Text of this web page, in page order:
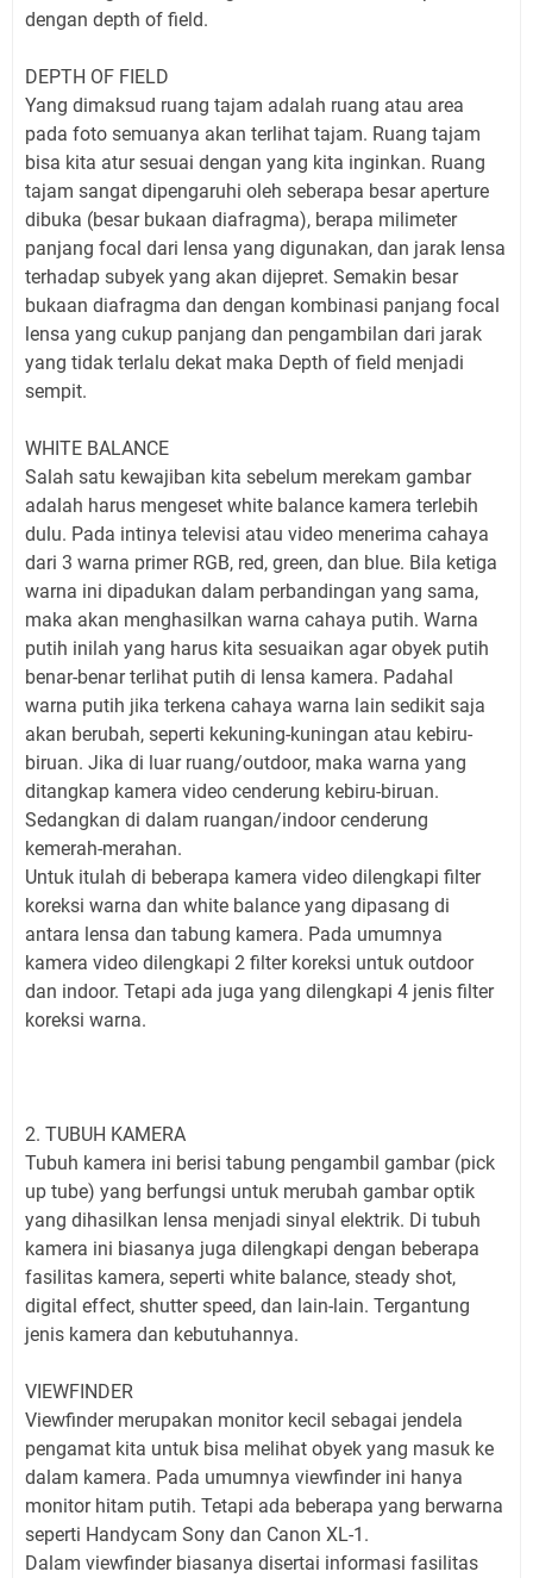
dengan depth of field.
DEPTH OF FIELD
Yang dimaksud ruang tajam adalah ruang atau area
pada foto semuanya akan terlihat tajam. Ruang tajam
bisa kita atur sesuai dengan yang kita inginkan. Ruang
tajam sangat dipengaruhi oleh seberapa besar aperture
dibuka (besar bukaan diafragma), berapa milimeter
panjang focal dari lensa yang digunakan, dan jarak lensa
terhadap subyek yang akan dijepret. Semakin besar
bukaan diafragma dan dengan kombinasi panjang focal
lensa yang cukup panjang dan pengambilan dari jarak
yang tidak terlalu dekat maka Depth of field menjadi
sempit.
WHITE BALANCE
Salah satu kewajiban kita sebelum merekam gambar
adalah harus mengeset white balance kamera terlebih
dulu. Pada intinya televisi atau video menerima cahaya
dari 3 warna primer RGB, red, green, dan blue. Bila ketiga
warna ini dipadukan dalam perbandingan yang sama,
maka akan menghasilkan warna cahaya putih. Warna
putih inilah yang harus kita sesuaikan agar obyek putih
benar-benar terlihat putih di lensa kamera. Padahal
warna putih jika terkena cahaya warna lain sedikit saja
akan berubah, seperti kekuning-kuningan atau kebiru-
biruan. Jika di luar ruang/outdoor, maka warna yang
ditangkap kamera video cenderung kebiru-biruan.
Sedangkan di dalam ruangan/indoor cenderung
kemerah-merahan.
Untuk itulah di beberapa kamera video dilengkapi filter
koreksi warna dan white balance yang dipasang di
antara lensa dan tabung kamera. Pada umumnya
kamera video dilengkapi 2 filter koreksi untuk outdoor
dan indoor. Tetapi ada juga yang dilengkapi 4 jenis filter
koreksi warna.
2. TUBUH KAMERA
Tubuh kamera ini berisi tabung pengambil gambar (pick
up tube) yang berfungsi untuk merubah gambar optik
yang dihasilkan lensa menjadi sinyal elektrik. Di tubuh
kamera ini biasanya juga dilengkapi dengan beberapa
fasilitas kamera, seperti white balance, steady shot,
digital effect, shutter speed, dan lain-lain. Tergantung
jenis kamera dan kebutuhannya.
VIEWFINDER
Viewfinder merupakan monitor kecil sebagai jendela
pengamat kita untuk bisa melihat obyek yang masuk ke
dalam kamera. Pada umumnya viewfinder ini hanya
monitor hitam putih. Tetapi ada beberapa yang berwarna
seperti Handycam Sony dan Canon XL-1.
Dalam viewfinder biasanya disertai informasi fasilitas